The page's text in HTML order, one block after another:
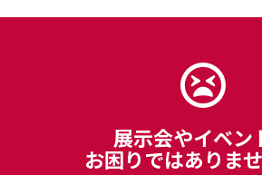
展示会やイベン
お困りではありま